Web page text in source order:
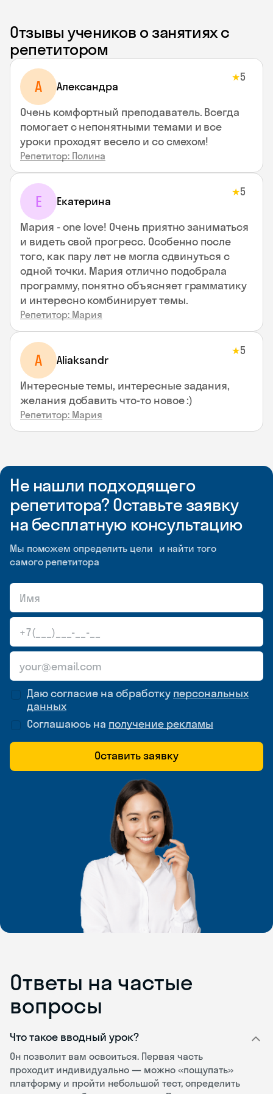
Отзывы учеников о занятиях с
репетитором
A Aлександра
★5
Очень комфортный преподаватель. Всегда
помогает с непонятными темами и все
уроки проходят весело и со смехом!
Репетитор: Полина
Е Екатерина
★5
Мария - one love! Очень приятно заниматься
и видеть свой прогресс. Особенно после
того, как пару лет не могла сдвинуться с
одной точки. Мария отлично подобрала
программу, понятно объясняет грамматику
и интересно комбинирует темы.
Репетитор: Мария
A Aliaksandr
★5
Интересные темы, интересные задания,
желания добавить что-то новое :)
Репетитор: Мария
Не нашли подходящего
репетитора? Оставьте заявку
на бесплатную консультацию
Мы поможем определить цели и найти того
самого репетитора
Даю согласие на обработку персональных
данных
Соглашаюсь на получение рекламы
Оставить заявку
Ответы на частые
вопросы
Что такое вводный урок?
Он позволит вам освоиться. Первая часть
проходит индивидуально — можно «пощупать»
платформу и пройти небольшой тест, определить